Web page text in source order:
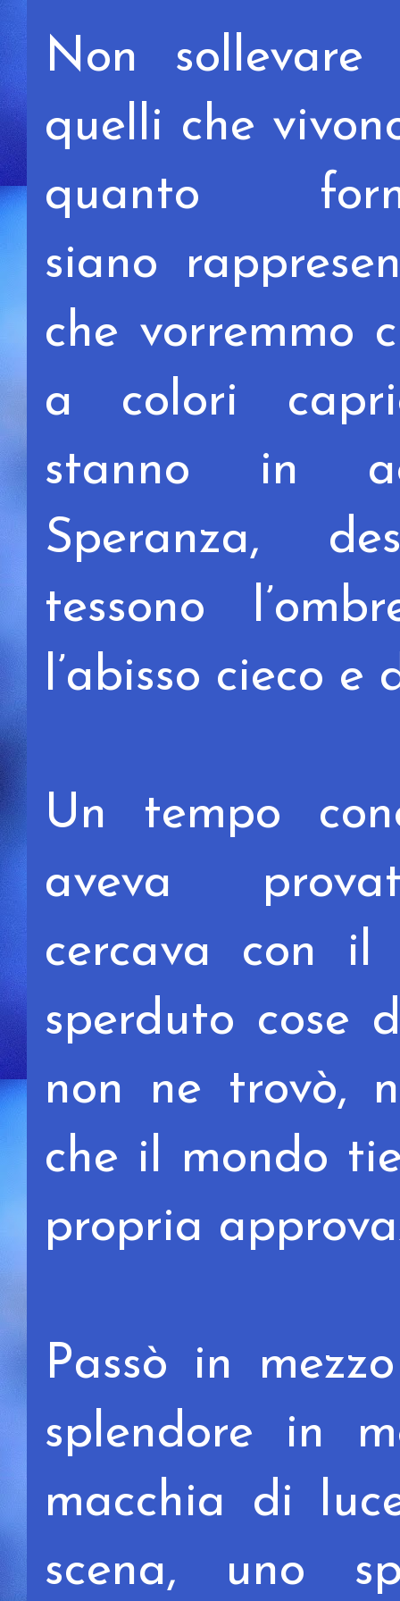
Non
quelli che
quanto
siano
che vorremmo
a colori
stanno in
Speranza,
tessono
l’abisso cieco e
Un tempo
aveva
cercava con il
sperduto cose
non ne trovò,
che il mondo
propria
Passò in
splendore in
macchia di
scena, uno